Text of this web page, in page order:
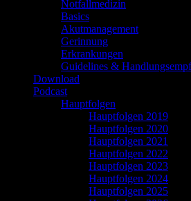
Notfallmedizin
Basics
Akutmanagement
Gerinnung
Erkrankungen
Guidelines &
Download
Podcast
Hauptfolgen
Hauptfolgen 2019
Hauptfolgen 2020
Hauptfolgen 2021
Hauptfolgen 2022
Hauptfolgen 2023
Hauptfolgen 2024
Hauptfolgen 2025